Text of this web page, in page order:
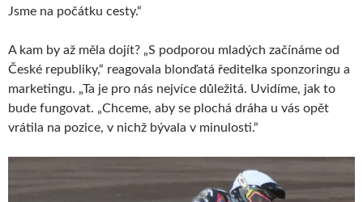
Jsme na počátku cesty.“
A kam by až měla dojít? „S podporou mladých začínáme od
České republiky,“ reagovala blonďatá ředitelka sponzoringu a
marketingu. „Ta je pro nás nejvíce důležitá. Uvidíme, jak to
bude fungovat. „Chceme, aby se plochá dráha u vás opět
vrátila na pozice, v nichž bývala v minulosti.“